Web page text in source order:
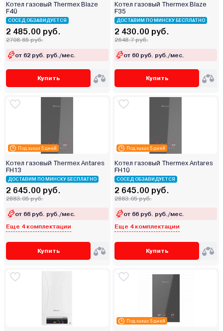
Котел газовый Thermex Blaze
F40
СОСЕД ОБЗАВИДУЕТСЯ
2 485.00 руб.
2708.65 руб.
от 62 руб. руб./мес.
Купить
Котел газовый Thermex Blaze
F35
ДОСТАВИМ ПО МИНСКУ БЕСПЛАТНО
2 430.00 руб.
2648.7 руб.
от 60 руб. руб./мес.
Купить
Под заказ 5 дней
Котел газовый Thermex Antares
FH13
ДОСТАВИМ ПО МИНСКУ БЕСПЛАТНО
2 645.00 руб.
2883.05 руб.
от 66 руб. руб./мес.
Еще 4 комплектации
Купить
Под заказ 5 дней
Котел газовый Thermex Antares
FH10
СОСЕД ОБЗАВИДУЕТСЯ
2 645.00 руб.
2883.05 руб.
от 66 руб. руб./мес.
Еще 4 комплектации
Купить
Под заказ 5 дней